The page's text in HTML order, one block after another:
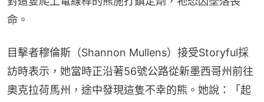
命。
目擊者穆倫斯（Shannon Mullens）接受Storyful採
訪時表示，她當時正沿著56號公路從新墨西哥州前往
奧克拉荷馬州，途中發現這隻不幸的熊。她說：「起